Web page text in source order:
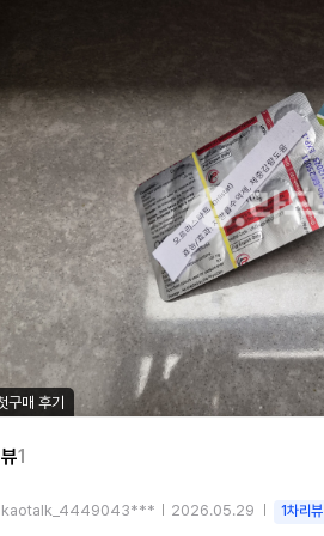
구매 후기
1
2026.05.29 1차리뷰